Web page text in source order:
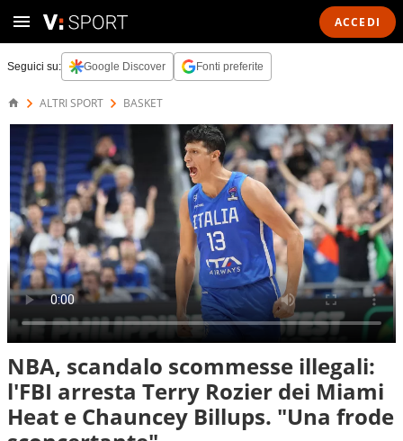
ACCEDI
Seguici su: Google Discover Fonti preferite
ALTRI SPORT BASKET
NBA, scandalo scommesse illegali:
l'FBI arresta Terry Rozier dei Miami
Heat e Chauncey Billups. "Una frode